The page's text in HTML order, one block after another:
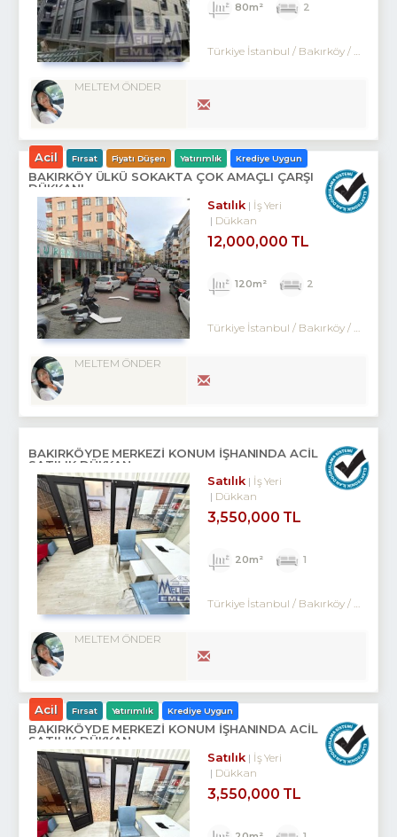
80m² 2
Türkiye İstanbul / Bakırköy/ Kartaltepe
MELTEM ÖNDER
Acil Fırsat Fiyatı Düşen Yatırımlık Krediye Uygun
BAKIRKÖY ÜLKÜ SOKAKTA ÇOK AMAÇLI ÇARŞI
DÜKKANI
Satılık
İş Yeri
Dükkan
12,000,000 TL
120m² 2
Türkiye İstanbul / Bakırköy/ Kartaltepe
MELTEM ÖNDER
BAKIRKÖYDE MERKEZİ KONUM İŞHANINDA ACİL
SATILIK DÜKKAN
Satılık
İş Yeri
Dükkan
3,550,000 TL
20m² 1
Türkiye İstanbul / Bakırköy/ Kartaltepe
MELTEM ÖNDER
Acil Fırsat Yatırımlık Krediye Uygun
BAKIRKÖYDE MERKEZİ KONUM İŞHANINDA ACİL
SATILIK DÜKKAN
Satılık
İş Yeri
Dükkan
3,550,000 TL